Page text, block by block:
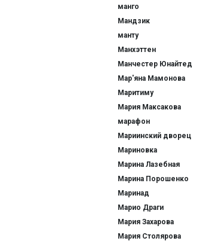
манго
Мандзик
манту
Манхэттен
Манчестер Юнайтед
Мар'яна Мамонова
Маритиму
Мария Максакова
марафон
Мариинский дворец
Мариновка
Марина Лазебная
Марина Порошенко
Маринад
Марио Драги
Мария Захарова
Мария Столярова